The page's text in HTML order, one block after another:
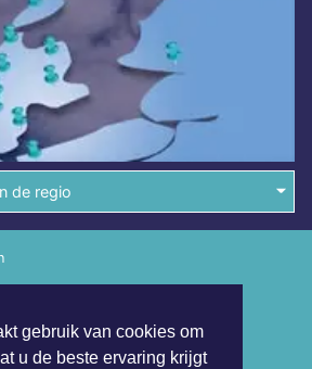
gebruik van cookies om
u de beste ervaring krijgt
de regio